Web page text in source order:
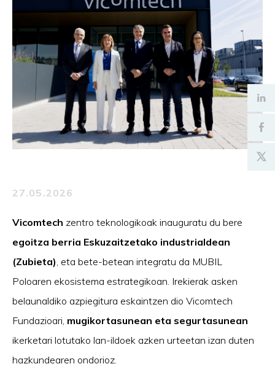
27.05.2026
Vicomtech zentro teknologikoak inauguratu du bere
egoitza berria Eskuzaitzetako industrialdean
(Zubieta), eta bete-betean integratu da MUBIL
Poloaren ekosistema estrategikoan. Irekierak asken
belaunaldiko azpiegitura eskaintzen dio Vicomtech
Fundazioari, mugikortasunean eta segurtasunean
ikerketari lotutako lan-ildoek azken urteetan izan duten
hazkundearen ondorioz.